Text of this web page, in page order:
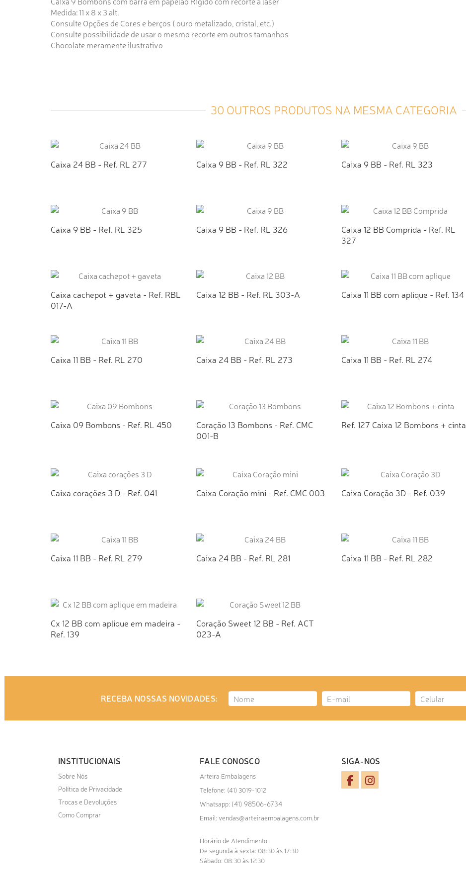
Medida: 11 x 8 x 3 alt.
Consulte Opções de Cores e berços ( ouro metalizado, cristal, etc.)
Consulte possibilidade de usar o mesmo recorte em outros tamanhos
Chocolate meramente ilustrativo
30 OUTROS PRODUTOS NA MESMA CATEGORIA
Caixa 24 BB - Ref. RL 277 Caixa 9 BB - Ref. RL 322 Caixa 9 BB - Ref. RL 323
Caixa 9 BB - Ref. RL 325 Caixa 9 BB - Ref. RL 326
Caixa 12 BB Comprida - Ref. RL
327
Caixa cachepot + gaveta - Ref. RBL
017-A
Caixa 12 BB - Ref. RL 303-A Caixa 11 BB com aplique - Ref. 134
Caixa 11 BB - Ref. RL 270 Caixa 24 BB - Ref. RL 273 Caixa 11 BB - Ref. RL 274
Caixa 09 Bombons - Ref. RL 450
Coração 13 Bombons - Ref. CMC
001-B
Ref. 127 Caixa 12 Bombons + cinta
Caixa corações 3 D - Ref. 041 Caixa Coração mini - Ref. CMC 003 Caixa Coração 3D - Ref. 039
Caixa 11 BB - Ref. RL 279 Caixa 24 BB - Ref. RL 281 Caixa 11 BB - Ref. RL 282
Cx 12 BB com aplique em madeira -
Ref. 139
Coração Sweet 12 BB - Ref. ACT
023-A
RECEBA NOSSAS NOVIDADES:
INSTITUCIONAIS
Sobre Nós
Política de Privacidade
Trocas e Devoluções
Como Comprar
FALE CONOSCO
Arteira Embalagens
Telefone: (41) 3019-1012
Whatsapp: (41) 98506-6734
Email: vendas@arteiraembalagens.com.br
Horário de Atendimento:
De segunda à sexta: 08:30 às 17:30
Sábado: 08:30 às 12:30
SIGA-NOS